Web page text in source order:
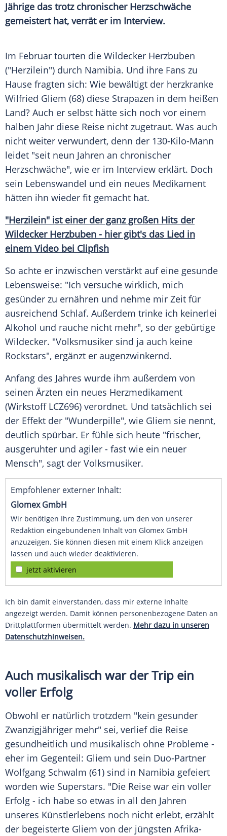
Jährige das trotz chronischer Herzschwäche
gemeistert hat, verrät er im Interview.
Im Februar tourten die Wildecker Herzbuben
("Herzilein") durch Namibia. Und ihre Fans zu
Hause fragten sich: Wie bewältigt der herzkranke
Wilfried Gliem (68) diese Strapazen in dem heißen
Land? Auch er selbst hätte sich noch vor einem
halben Jahr diese Reise nicht zugetraut. Was auch
nicht weiter verwundert, denn der 130-Kilo-Mann
leidet "seit neun Jahren an chronischer
Herzschwäche", wie er im Interview erklärt. Doch
sein Lebenswandel und ein neues Medikament
hätten ihn wieder fit gemacht hat.
"Herzilein" ist einer der ganz großen Hits der
Wildecker Herzbuben - hier gibt's das Lied in
einem Video bei Clipfish
So achte er inzwischen verstärkt auf eine gesunde
Lebensweise: "Ich versuche wirklich, mich
gesünder zu ernähren und nehme mir Zeit für
ausreichend Schlaf. Außerdem trinke ich keinerlei
Alkohol und rauche nicht mehr", so der gebürtige
Wildecker. "Volksmusiker sind ja auch keine
Rockstars", ergänzt er augenzwinkernd.
Anfang des Jahres wurde ihm außerdem von
seinen Ärzten ein neues Herzmedikament
(Wirkstoff LCZ696) verordnet. Und tatsächlich sei
der Effekt der "Wunderpille", wie Gliem sie nennt,
deutlich spürbar. Er fühle sich heute "frischer,
ausgeruhter und agiler - fast wie ein neuer
Mensch", sagt der Volksmusiker.
Empfohlener externer Inhalt:
Glomex GmbH
Wir benötigen Ihre Zustimmung, um den von unserer
Redaktion eingebundenen Inhalt von Glomex GmbH
anzuzeigen. Sie können diesen mit einem Klick anzeigen
lassen und auch wieder deaktivieren.
jetzt aktivieren
Ich bin damit einverstanden, dass mir externe Inhalte
angezeigt werden. Damit können personenbezogene Daten an
Drittplattformen übermittelt werden. Mehr dazu in unseren
Datenschutzhinweisen.
Auch musikalisch war der Trip ein
voller Erfolg
Obwohl er natürlich trotzdem "kein gesunder
Zwanzigjähriger mehr" sei, verlief die Reise
gesundheitlich und musikalisch ohne Probleme -
eher im Gegenteil: Gliem und sein Duo-Partner
Wolfgang Schwalm (61) sind in Namibia gefeiert
worden wie Superstars. "Die Reise war ein voller
Erfolg - ich habe so etwas in all den Jahren
unseres Künstlerlebens noch nicht erlebt, erzählt
der begeisterte Gliem von der jüngsten Afrika-